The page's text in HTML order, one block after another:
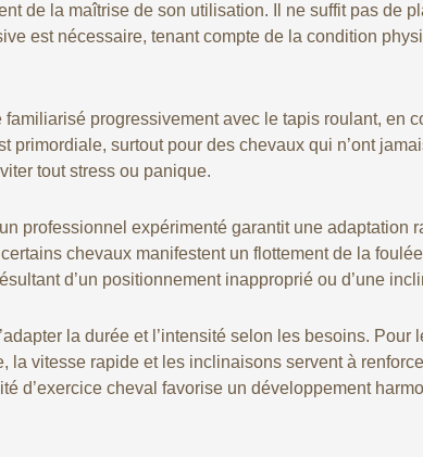
de la maîtrise de son utilisation. Il ne suffit pas de
est nécessaire, tenant compte de la condition
progressivement avec le tapis roulant, en
primordiale, surtout pour des chevaux qui n’ont
tout stress ou panique.
professionnel expérimenté garantit une adaptation
chevaux manifestent un flottement de la
d’un positionnement inapproprié ou d’une
la durée et l’intensité selon les besoins. Pour
vitesse rapide et les inclinaisons servent à
d’exercice cheval favorise un développement